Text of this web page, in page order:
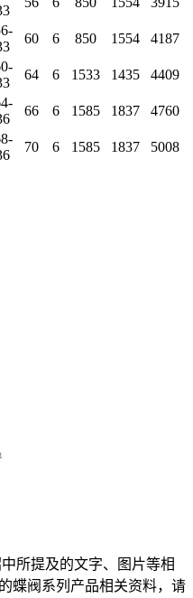
60 6 850 1554 4187
64 6 1533 1435 4409
66 6 1585 1837 4760
70 6 1585 1837 5008
所提及的文字、图片等相
蝶阀系列产品相关资料，请